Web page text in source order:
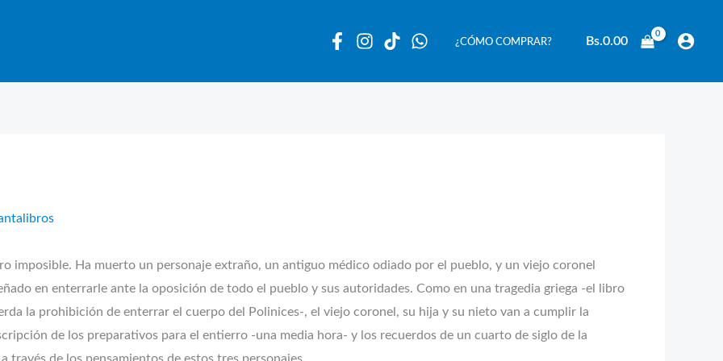
¿CÓMO COMPRAR? Bs.0.00
imposible. Ha muerto un personaje extraño, un antiguo médico odiado por el pueblo, y un viejo coronel
en enterrarle ante la oposición de todo el pueblo y sus autoridades. Como en una tragedia griega -el libro
la prohibición de enterrar el cuerpo del Polinices-, el viejo coronel, su hija y su nieto van a cumplir la
de los preparativos para el entierro -una media hora- y los recuerdos de un cuarto de siglo de la